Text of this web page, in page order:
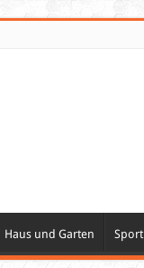
Haus und Garten Sport